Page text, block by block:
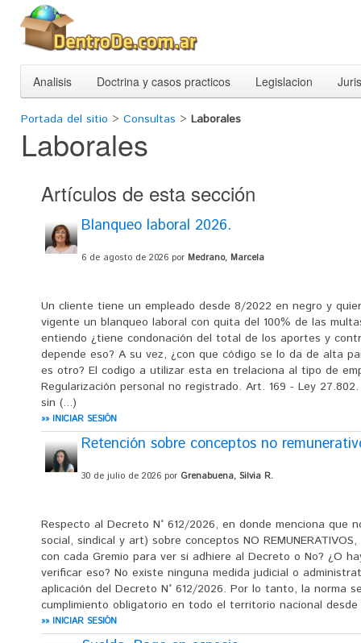
Analisis Doctrina y casos practicos Legislacion
Portada del sitio > Consultas > Laborales
Laborales
Artículos de esta sección
Blanqueo laboral 2026.
6 de agosto de 2026 por Medrano, Marcela
Un cliente tiene un empleado desde 8/2022 en negro y
vigente un blanqueo laboral con quita del 100% de las
entiendo ¿tiene condonación del total de los aportes y
depende eso? A su vez, ¿con que código se lo da de alta
es otro? El codigo a utilizar esta en trelaciona al tipo de
Regularización personal no registrado. Art. 169 - Ley
sin (...)
»» INICIAR SESIÓN
Retención sobre conceptos no
30 de julio de 2026 por Grenabuena, Silvia R.
Respecto al Decreto N° 612/2026, en donde menciona que
social, sindical y art) sobre conceptos NO
con cada Gremio para ver si adhiere al Decreto o No? ¿O
verificar eso? No existe ninguna medida judicial o
aplicación del Decreto N° 612/2026. Por lo tanto, la norma
cumplimiento obligatorio en todo el territorio nacional
»» INICIAR SESIÓN